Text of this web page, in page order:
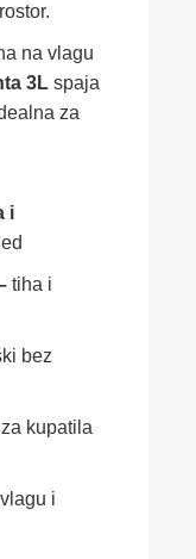
na vlagu
3L spaja
za
i
tiha i
bez
kupatila
i